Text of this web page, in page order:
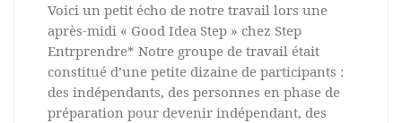
Voici un petit écho de notre travail lors une
après-midi « Good Idea Step » chez Step
Entrprendre* Notre groupe de travail était
constitué d’une petite dizaine de participants :
des indépendants, des personnes en phase de
préparation pour devenir indépendant, des